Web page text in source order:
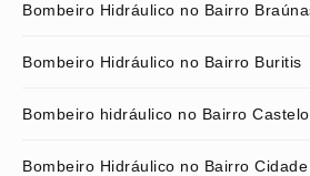
Bombeiro Hidráulico no Bairro
Bombeiro Hidráulico no Bairro Buritis
Bombeiro hidráulico no Bairro Castelo
Bombeiro Hidráulico no Bairro